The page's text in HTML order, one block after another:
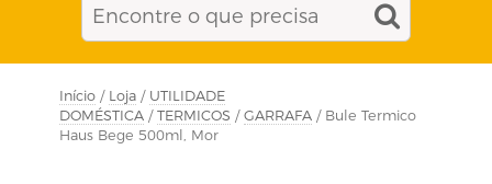
Início / Loja / UTILIDADE
DOMÉSTICA / TERMICOS / GARRAFA / Bule Termico
Haus Bege 500ml, Mor